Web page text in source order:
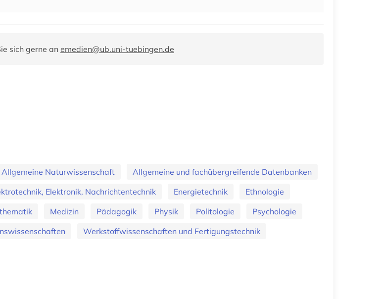
sich gerne an emedien@ub.uni-tuebingen.de
Allgemeine Naturwissenschaft
Allgemeine und fachübergreifende Datenbanken
Elektronik, Nachrichtentechnik Energietechnik
Ethnologie
Medizin Pädagogik Physik Politologie
Psychologie
Werkstoffwissenschaften und Fertigungstechnik